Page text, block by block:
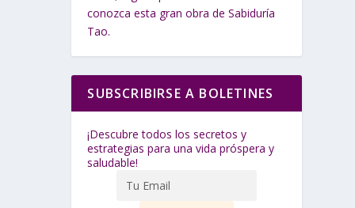
conozca esta gran obra de Sabiduría
Tao.
SUBSCRIBIRSE A BOLETINES
¡Descubre todos los secretos y
estrategias para una vida próspera y
saludable!